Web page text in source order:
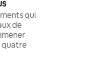
qui
de
quatre